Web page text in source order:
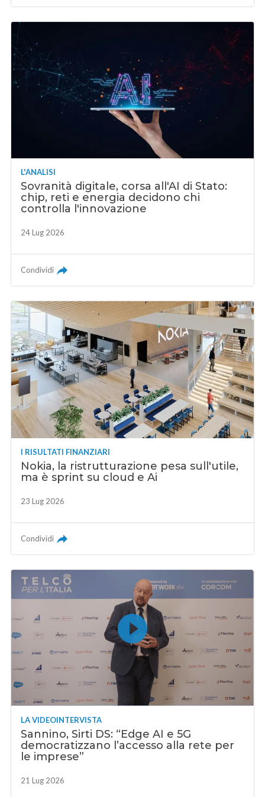
L'ANALISI
Sovranità digitale, corsa all'AI di Stato:
chip, reti e energia decidono chi
controlla l'innovazione
24 Lug 2026
Condividi
I RISULTATI FINANZIARI
Nokia, la ristrutturazione pesa sull'utile,
ma è sprint su cloud e Ai
23 Lug 2026
Condividi
LA VIDEOINTERVISTA
Sannino, Sirti DS: “Edge AI e 5G
democratizzano l’accesso alla rete per
le imprese”
21 Lug 2026